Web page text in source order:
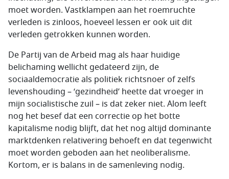
moet worden. Vastklampen aan het roemruchte
verleden is zinloos, hoeveel lessen er ook uit dit
verleden getrokken kunnen worden.
De Partij van de Arbeid mag als haar huidige
belichaming wellicht gedateerd zijn, de
sociaaldemocratie als politiek richtsnoer of zelfs
levenshouding – ‘gezindheid’ heette dat vroeger in
mijn socialistische zuil – is dat zeker niet. Alom leeft
nog het besef dat een correctie op het botte
kapitalisme nodig blijft, dat het nog altijd dominante
marktdenken relativering behoeft en dat tegenwicht
moet worden geboden aan het neoliberalisme.
Kortom, er is balans in de samenleving nodig.